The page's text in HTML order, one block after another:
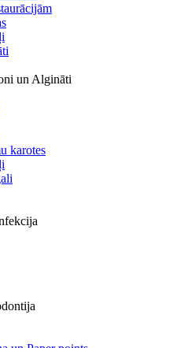
un Algināti
karotes